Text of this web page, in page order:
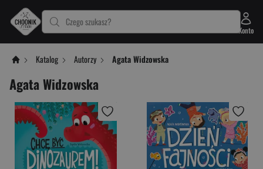
Czego szukasz?
Konto
Katalog Autorzy Agata Widzowska
Agata Widzowska